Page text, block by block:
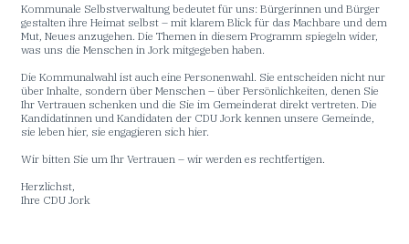
Kommunale Selbstverwaltung bedeutet für uns: Bürgerinnen und Bürger
gestalten ihre Heimat selbst – mit klarem Blick für das Machbare und dem
Mut, Neues anzugehen. Die Themen in diesem Programm spiegeln wider,
was uns die Menschen in Jork mitgegeben haben.
Die Kommunalwahl ist auch eine Personenwahl. Sie entscheiden nicht nur
über Inhalte, sondern über Menschen – über Persönlichkeiten, denen Sie
Ihr Vertrauen schenken und die Sie im Gemeinderat direkt vertreten. Die
Kandidatinnen und Kandidaten der CDU Jork kennen unsere Gemeinde,
sie leben hier, sie engagieren sich hier.
Wir bitten Sie um Ihr Vertrauen – wir werden es rechtfertigen.
Herzlichst,
Ihre CDU Jork